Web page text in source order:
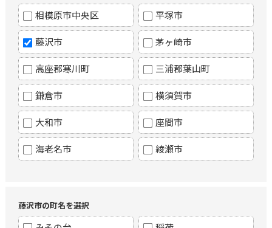
相模原市中央区 平塚市
藤沢市 茅ヶ崎市
高座郡寒川町 三浦郡葉山町
鎌倉市 横須賀市
大和市 座間市
海老名市 綾瀬市
藤沢市の町名を選択